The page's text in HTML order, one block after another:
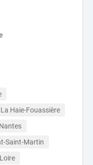
La Haie-Fouassière
Nantes
Saint-Martin